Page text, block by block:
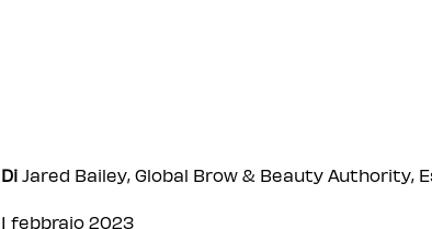
DiJared Bailey, Global Brow & Beauty
1 febbraio 2023